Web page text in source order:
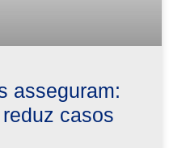
asseguram:
casos